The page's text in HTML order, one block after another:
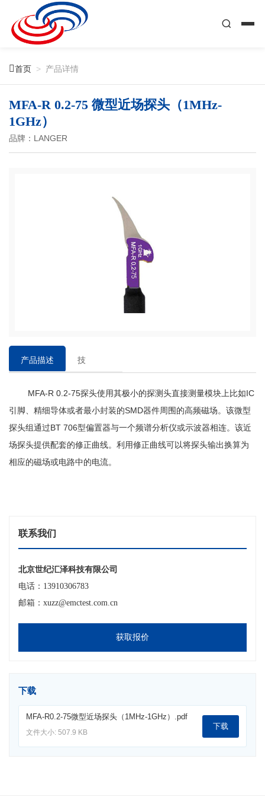
首页 > 产品详情
MFA-R 0.2-75 微型近场探头（1MHz-
1GHz）
品牌：LANGER
产品描述
技
参
数
MFA-R 0.2-75探头使用其极小的探测头直接测量模块上比如IC
引脚、精细导体或者最小封装的SMD器件周围的高频磁场。该微型
探头组通过BT 706型偏置器与一个频谱分析仪或示波器相连。 该近
场探头提供配套的修正曲线。利用修正曲线可以将探头输出换算为
相应的磁场或电路中的电流。
联系我们
北京世纪汇泽科技有限公司
电话：13910306783
邮箱：xuzz@emctest.com.cn
获取报价
下载
MFA-R0.2-75微型近场探头（1MHz-1GHz）.pdf
文件大小: 507.9 KB
下载